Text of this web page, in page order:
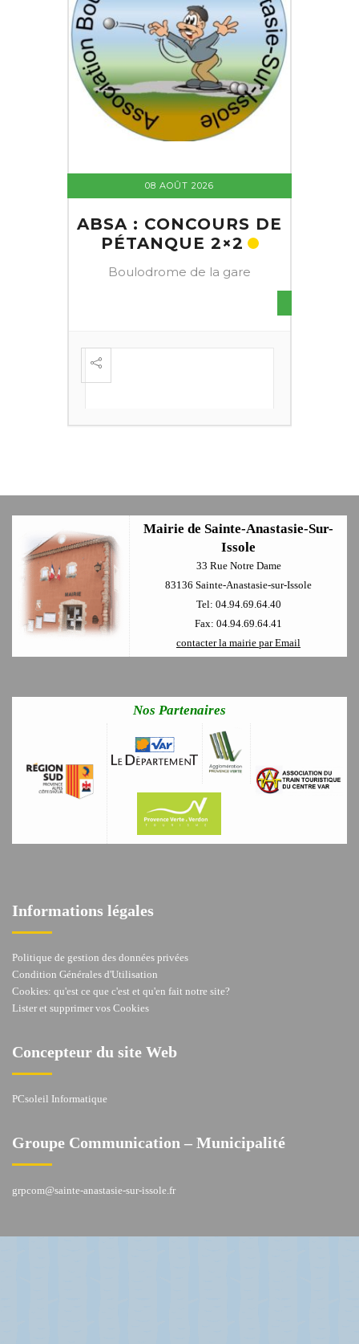
08 AOÛT 2026
ABSA : CONCOURS DE
PÉTANQUE 2×2
Boulodrome de la gare
Mairie de Sainte-Anastasie-Sur-
Issole
33 Rue Notre Dame
83136 Sainte-Anastasie-sur-Issole
Tel: 04.94.69.64.40
Fax: 04.94.69.64.41
contacter la mairie par Email
Nos Partenaires
Informations légales
Politique de gestion des données privées
Condition Générales d'Utilisation
Cookies: qu'est ce que c'est et qu'en fait notre site?
Lister et supprimer vos Cookies
Concepteur du site Web
PCsoleil Informatique
Groupe Communication – Municipalité
grpcom@sainte-anastasie-sur-issole.fr